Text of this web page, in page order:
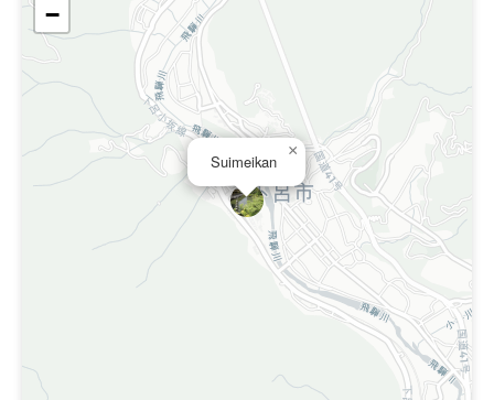
Suimeikan
×
−